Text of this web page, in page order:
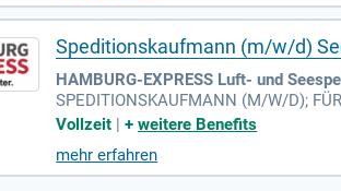
Speditionskaufmann (m/w/d)
HAMBURG-EXPRESS Luft- und
SPEDITIONSKAUFMANN (M/W/D);
Zollabfertigungen / Zollanmeldungen;
Vollzeit |+weitere Benefits
mehr erfahren